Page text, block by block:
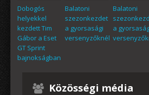
Dobogós
helyekkel
kezdett Tim
Gábor a Eset
GT Sprint
bajnokságban
Balatoni
szezonkezdet
a gyorsasági
versenyzőknél
Balatoni
a
Közösségi média